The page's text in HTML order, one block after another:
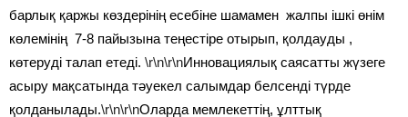
барлық қаржы көздерінің есебіне шамамен жалпы ішкі өнім
көлемінің 7-8 пайызына теңестіре отырып, қолдауды ,
көтеруді талап етеді. \r\n\r\nИнновациялық саясатты жүзеге
асыру мақсатында тәуекел салымдар белсенді түрде
қолданылады.\r\n\r\nОларда мемлекеттің, ұлттық